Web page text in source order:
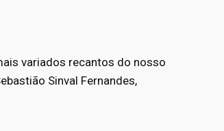
variados recantos do nosso
Sinval Fernandes,